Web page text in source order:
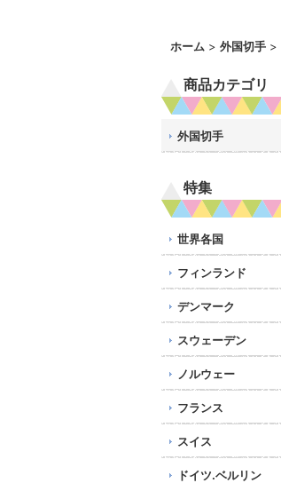
ホーム > 外国切手 >
商品カテゴリ
外国切手
特集
世界各国
フィンランド
デンマーク
スウェーデン
ノルウェー
フランス
スイス
ドイツ.ベルリン